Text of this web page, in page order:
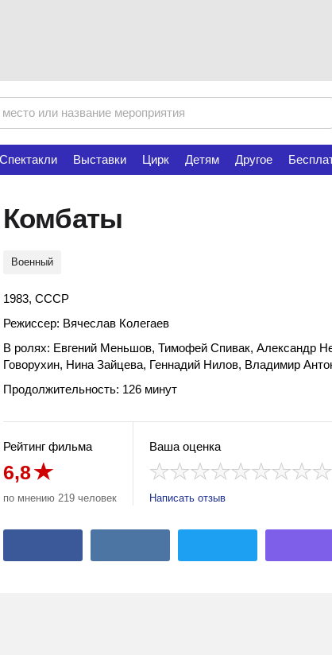
Спектакли Выставки Цирк Детям Другое
Комбаты
Военный
1983, СССР
Режиссер: Вячеслав Колегаев
В ролях: Евгений Меньшов, Тимофей Спивак, Александр
Говорухин, Нина Зайцева, Геннадий Нилов, Владимир
Продолжительность: 126 минут
Рейтинг фильма
6,8
по мнению 219 человек
Ваша оценка
Написать отзыв